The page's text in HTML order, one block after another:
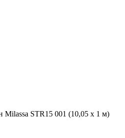
STR15 001 (10,05 х 1 м)